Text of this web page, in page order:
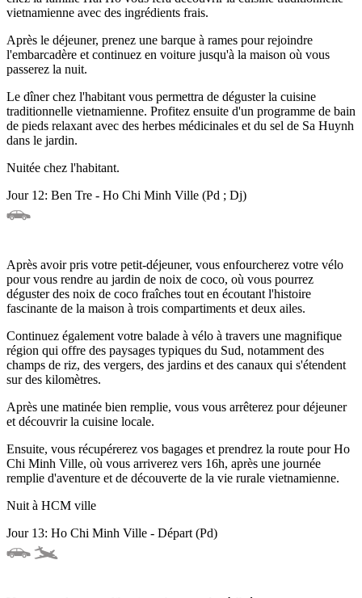
vietnamienne avec des ingrédients frais.
Après le déjeuner, prenez une barque à rames pour rejoindre
l'embarcadère et continuez en voiture jusqu'à la maison où vous
passerez la nuit.
Le dîner chez l'habitant vous permettra de déguster la cuisine
traditionnelle vietnamienne. Profitez ensuite d'un programme de bain
de pieds relaxant avec des herbes médicinales et du sel de Sa Huynh
dans le jardin.
Nuitée chez l'habitant.
Jour 12: Ben Tre - Ho Chi Minh Ville (Pd ; Dj)
Après avoir pris votre petit-déjeuner, vous enfourcherez votre vélo
pour vous rendre au jardin de noix de coco, où vous pourrez
déguster des noix de coco fraîches tout en écoutant l'histoire
fascinante de la maison à trois compartiments et deux ailes.
Continuez également votre balade à vélo à travers une magnifique
région qui offre des paysages typiques du Sud, notamment des
champs de riz, des vergers, des jardins et des canaux qui s'étendent
sur des kilomètres.
Après une matinée bien remplie, vous vous arrêterez pour déjeuner
et découvrir la cuisine locale.
Ensuite, vous récupérerez vos bagages et prendrez la route pour Ho
Chi Minh Ville, où vous arriverez vers 16h, après une journée
remplie d'aventure et de découverte de la vie rurale vietnamienne.
Nuit à HCM ville
Jour 13: Ho Chi Minh Ville - Départ (Pd)